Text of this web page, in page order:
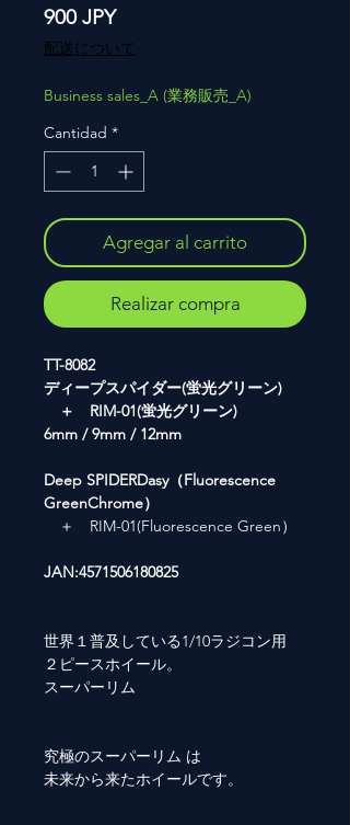
900 JPYPrecio
配送について
Business sales_A (業務販売_A)
Cantidad *
Agregar al carrito
Realizar compra
TT-8082
ディープスパイダー(蛍光グリーン)
＋ RIM-01(蛍光グリーン)
6mm / 9mm / 12mm
Deep SPIDERDasy（Fluorescence
GreenChrome）
＋ RIM-01(Fluorescence Green）
JAN:4571506180825
世界１普及している1/10ラジコン用
２ピースホイール。
スーパーリム
究極のスーパーリム は
未来から来たホイールです。